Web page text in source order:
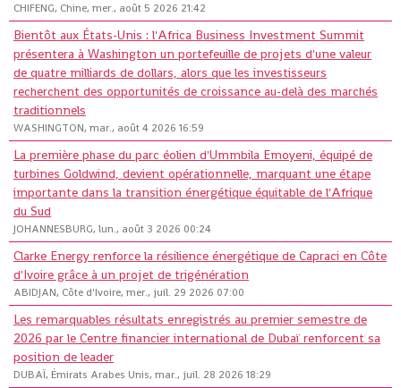
CHIFENG, Chine, mer., août 5 2026 21:42
Bientôt aux États-Unis : l'Africa Business Investment Summit
présentera à Washington un portefeuille de projets d'une valeur
de quatre milliards de dollars, alors que les investisseurs
recherchent des opportunités de croissance au-delà des marchés
traditionnels
WASHINGTON, mar., août 4 2026 16:59
La première phase du parc éolien d'Ummbila Emoyeni, équipé de
turbines Goldwind, devient opérationnelle, marquant une étape
importante dans la transition énergétique équitable de l'Afrique
du Sud
JOHANNESBURG, lun., août 3 2026 00:24
Clarke Energy renforce la résilience énergétique de Capraci en Côte
d'Ivoire grâce à un projet de trigénération
ABIDJAN, Côte d'Ivoire, mer., juil. 29 2026 07:00
Les remarquables résultats enregistrés au premier semestre de
2026 par le Centre financier international de Dubaï renforcent sa
position de leader
DUBAÏ, Émirats Arabes Unis, mar., juil. 28 2026 18:29